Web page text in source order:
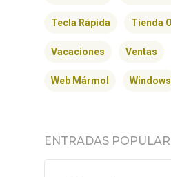
Tecla Rápida Tienda
Vacaciones Ventas
Web Mármol Windows
ENTRADAS